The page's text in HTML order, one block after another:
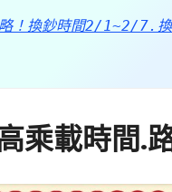
！換鈔時間2/1~2/7.換
乘載時間.